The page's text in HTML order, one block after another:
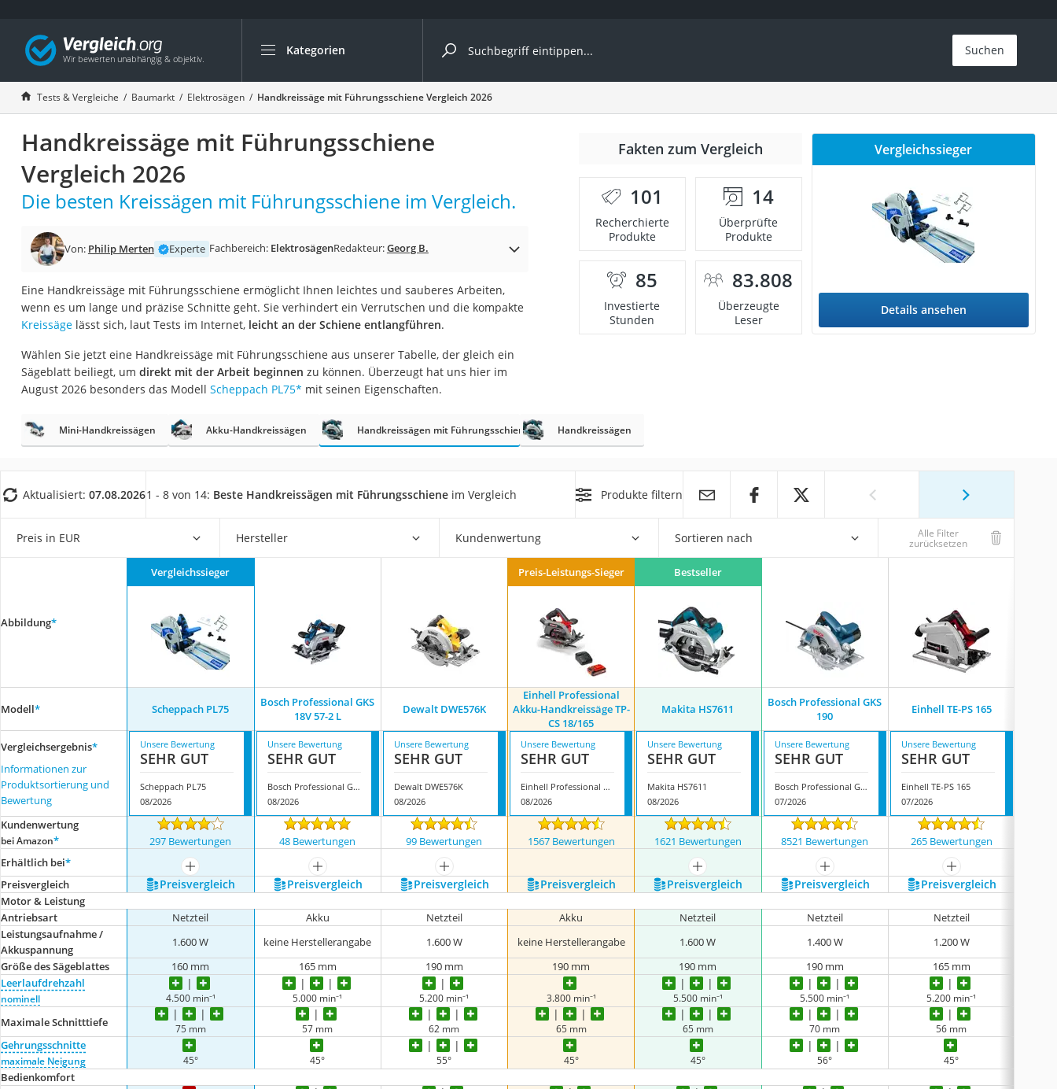
Kategorien
Die beliebtesten Vergleiche nach Kategorie
Baumarkt
Tresor feuerfest
Makita-Akku-Rasenmäher
Akku-Rasentrimmer
Pelletofen
Bohrmaschine
Fliesenschneider
Hochdruckreiniger
Überwachungskamera
Akku-Laubsauger
Multimeter
Gasdurchlauferhitzer
Suchen
Tests & Vergleiche Baumarkt Elektrosägen Handkreissäge mit Führungsschiene Vergleich 2026
Handkreissäge mit Führungsschiene
Vergleich 2026
Die besten Kreissägen mit Führungsschiene im Vergleich.
Von: Philip Merten Experte Fachbereich: ElektrosägenRedakteur:Georg B.
Eine Handkreissäge mit Führungsschiene ermöglicht Ihnen leichtes und sauberes Arbeiten,
wenn es um lange und präzise Schnitte geht. Sie verhindert ein Verrutschen und die kompakte
Kreissägelässt sich, laut Tests im Internet, leicht an der Schiene entlangführen.
Wählen Sie jetzt eine Handkreissäge mit Führungsschiene aus unserer Tabelle, der gleich ein
Sägeblatt beiliegt, um direkt mit der Arbeit beginnen zu können. Überzeugt hat uns hier im
August 2026 besonders das Modell Scheppach PL75* mit seinen Eigenschaften.
Fakten zum Vergleich
101
Recherchierte
Produkte
14
Überprüfte
Produkte
85
Investierte
Stunden
83.808
Überzeugte
Leser
Vergleichssieger
Details ansehen
Mini-Handkreissägen Akku-Handkreissägen Handkreissägen mit Führungsschiene Handkreissägen
Aktualisiert: 07.08.20261 - 8 von 14: Beste Handkreissägen mit Führungsschiene im Vergleich Produkte filtern
Preis in EUR Hersteller Kundenwertung Sortieren nach Alle Filter
zurücksetzen
Abbildung*
Vergleichssieger Preis-Leistungs-Sieger Bestseller
Modell* Scheppach PL75
Bosch Professional GKS
18V 57-2 L
Dewalt DWE576K
Einhell Professional
Akku-Handkreissäge TP-
CS 18/165
Makita HS7611
Bosch Professional GKS
190
Einhell TE-PS 165
Vergleichsergebnis*
Informationen zur
Produktsortierung und
Bewertung
Unsere Bewertung
SEHR GUT
Scheppach PL75
08/2026
Unsere Bewertung
SEHR GUT
Bosch Professional GKS 18V 57-2 L
08/2026
Unsere Bewertung
SEHR GUT
Dewalt DWE576K
08/2026
Unsere Bewertung
SEHR GUT
Einhell Professional Akku-Handkreissäge TP-CS 18/165
08/2026
Unsere Bewertung
SEHR GUT
Makita HS7611
08/2026
Unsere Bewertung
SEHR GUT
Bosch Professional GKS 190
07/2026
Unsere Bewertung
SEHR GUT
Einhell TE-PS 165
07/2026
Kundenwertung
bei Amazon* 297 Bewertungen 48 Bewertungen 99 Bewertungen 1567 Bewertungen 1621 Bewertungen 8521 Bewertungen 265 Bewertungen
Erhältlich bei*
mehr anzeigen mehr anzeigen mehr anzeigen mehr anzeigen mehr anzeigen
mehr anzeigen
Preis­vergleich
Preis­vergleich Preis­vergleich Preis­vergleich Preis­vergleich Preis­vergleich Preis­vergleich Preis­vergleich
Motor & Leistung
Antriebsart
Netzteil Akku Netzteil Akku Netzteil Netzteil
Netzteil
Leistungsaufnahme /
Akkuspannung
1.600 W keine Herstellerangabe 1.600 W keine Herstellerangabe 1.600 W 1.400 W
1.200 W
Größe des Sägeblattes
160 mm 165 mm 190 mm 190 mm 190 mm 190 mm
165 mm
Leerlaufdrehzahl
nominell 4.500 min⁻¹ 5.000 min⁻¹ 5.200 min⁻¹ 3.800 min⁻¹ 5.500 min⁻¹ 5.500 min⁻¹ 5.200 min⁻¹
Maximale Schnitttiefe 75 mm 57 mm 62 mm 65 mm 65 mm 70 mm 56 mm
Gehrungsschnitte
maximale Neigung 45° 45° 55° 45° 45° 56° 45°
Bedienkomfort